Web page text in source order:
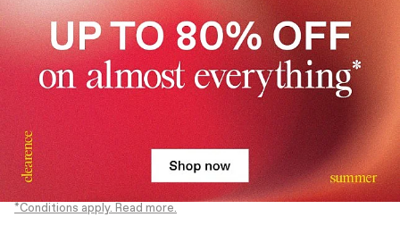
*Conditions apply. Read more.